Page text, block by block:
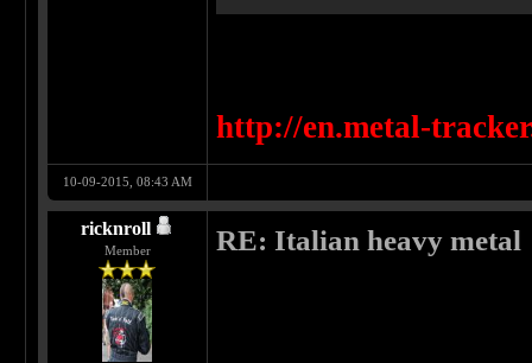
http://en.metal-
10-09-2015, 08:43 AM
ricknroll
Member RE: Italian heavy metal